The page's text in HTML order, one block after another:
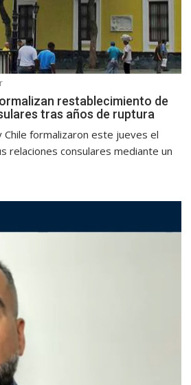
restablecimiento de
tras años de ruptura
Chile formalizaron este jueves el
relaciones consulares mediante un